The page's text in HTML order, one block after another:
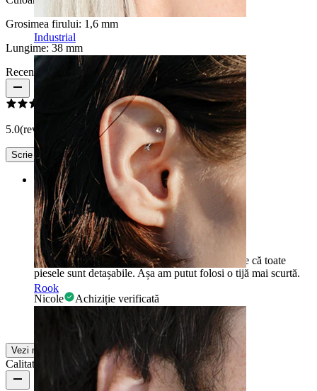
Industrial
Rook
Grosimea firului: 1,6 mm
Lungime: 38 mm
Recenzii produs
5.0(review-uri 1)
Scrie un review
Rating
Super
Foarte bine lucrat. Ceea ce este cel mai bine este că toate
piesele sunt detașabile. Așa am putut folosi o tijă mai scurtă.
Nicole Achiziție verificată
Tradus prin AI Arată original
Vezi mai multe
Calitatea produsului